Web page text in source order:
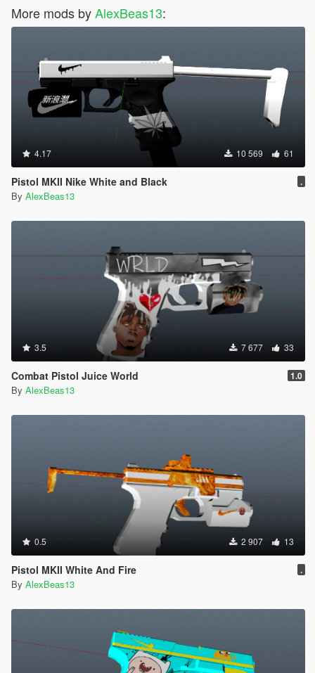
More mods byAlexBeas13:
4.17 10 569 61
Pistol MKII Nike White and Black .
By AlexBeas13
3.5 7 677 33
Combat Pistol Juice World 1.0
By AlexBeas13
0.5 2 907 13
Pistol MKII White And Fire .
By AlexBeas13